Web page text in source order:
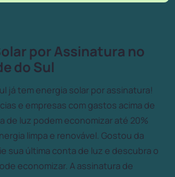
por Assinatura no
do Sul
já tem energia solar por assinatura!
e empresas com gastos acima de
de luz podem economizar até 20%
limpa e renovável. Gostou da
sua última conta de luz e descubra o
economizar. A assinatura de